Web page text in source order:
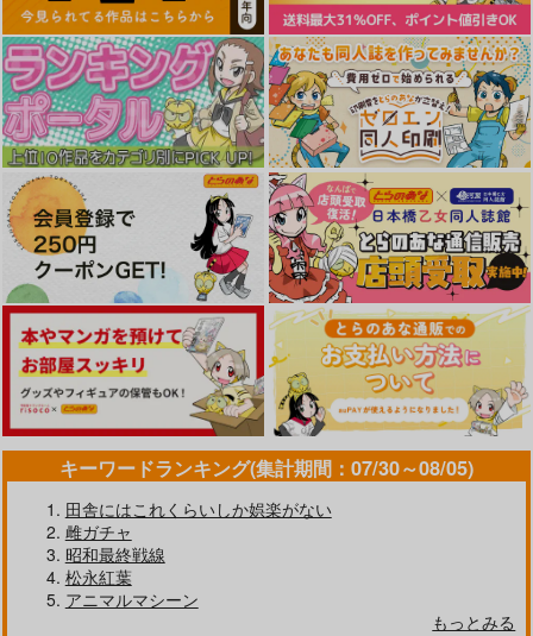
キーワードランキング(集計期間：07/30～08/05)
田舎にはこれくらいしか娯楽がない
雌ガチャ
昭和最終戦線
松永紅葉
アニマルマシーン
もっとみる